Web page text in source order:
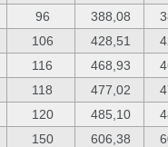
96 388,08
106 428,51
116 468,93
118 477,02
120 485,10
150 606,38